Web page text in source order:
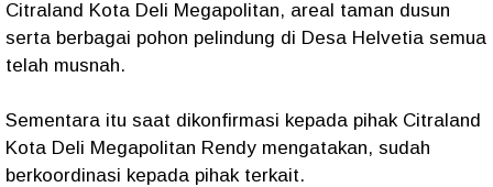
Citraland Kota Deli Megapolitan, areal taman dusun
serta berbagai pohon pelindung di Desa Helvetia semua
telah musnah.
Sementara itu saat dikonfirmasi kepada pihak Citraland
Kota Deli Megapolitan Rendy mengatakan, sudah
berkoordinasi kepada pihak terkait.